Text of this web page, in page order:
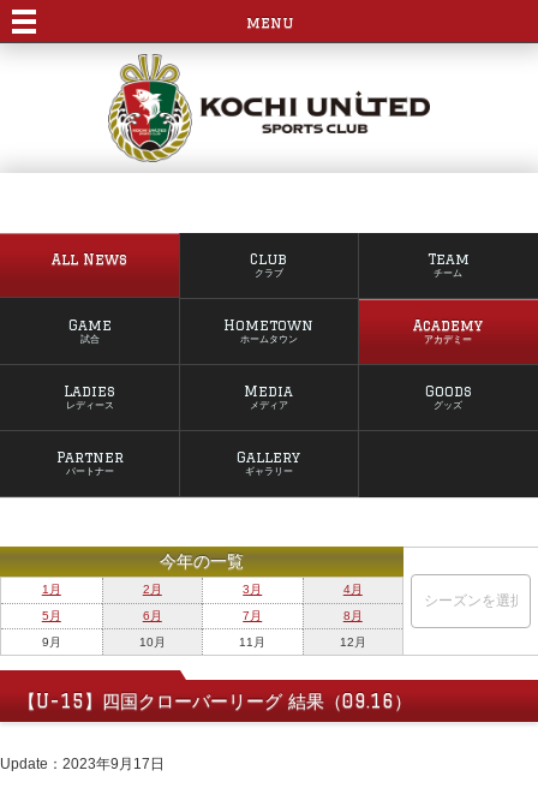
menu
All News Club
クラブ
Team
チーム
Game
試合
Hometown
ホームタウン
Academy
アカデミー
Ladies
レディース
Media
メディア
Goods
グッズ
Partner
パートナー
Gallery
ギャラリー
今年の一覧
1月 2月 3月
4月
5月
6月 7月
8月
9月
10月 11月 12月
【U-15】四国クローバーリーグ 結果（09.16）
Update：2023年9月17日